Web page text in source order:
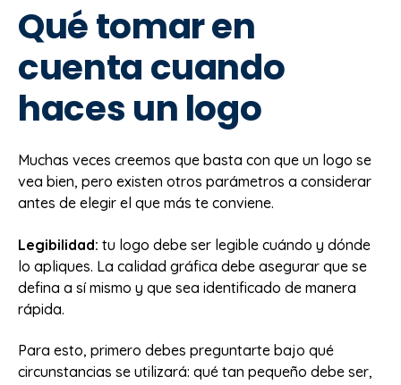
Qué tomar en
cuenta cuando
haces un logo
Muchas veces creemos que basta con que un logo se
vea bien, pero existen otros parámetros a considerar
antes de elegir el que más te conviene.
Legibilidad: tu logo debe ser legible cuándo y dónde
lo apliques. La calidad gráfica debe asegurar que se
defina a sí mismo y que sea identificado de manera
rápida.
Para esto, primero debes preguntarte bajo qué
circunstancias se utilizará: qué tan pequeño debe ser,